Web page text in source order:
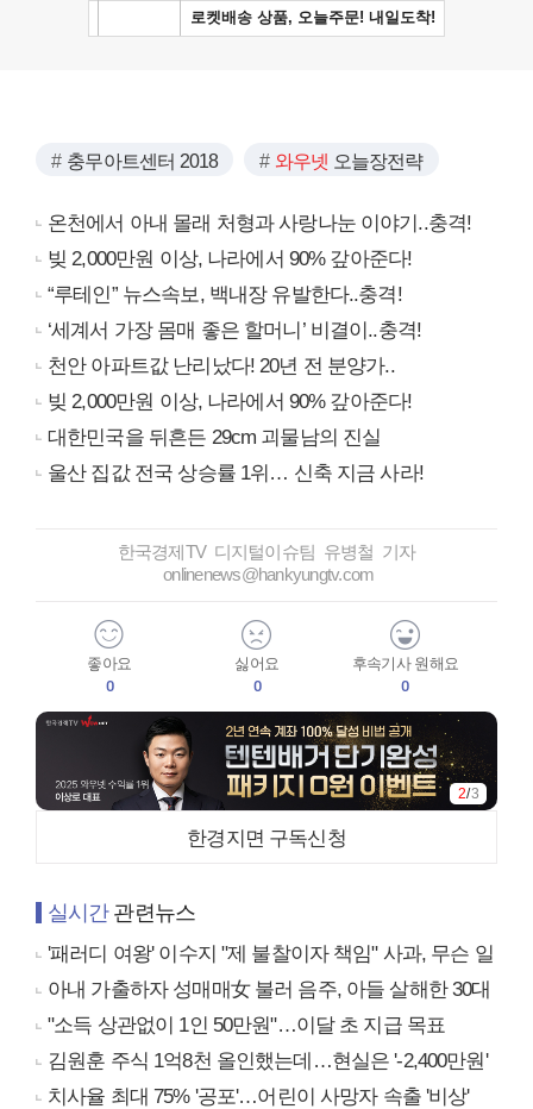
충무아트센터 2018 와우넷 오늘장전략
온천에서 아내 몰래 처형과 사랑나눈 이야기..충격!
빚 2,000만원 이상, 나라에서 90% 갚아준다!
“루테인” 뉴스속보, 백내장 유발한다..충격!
‘세계서 가장 몸매 좋은 할머니’ 비결이..충격!
천안 아파트값 난리났다! 20년 전 분양가..
빚 2,000만원 이상, 나라에서 90% 갚아준다!
대한민국을 뒤흔든 29cm 괴물남의 진실
울산 집값 전국 상승률 1위… 신축 지금 사라!
한국경제TV 디지털이슈팀 유병철 기자
onlinenews@hankyungtv.com
좋아요
0
싫어요
0
후속기사 원해요
0
2/3
한경지면 구독신청
실시간관련뉴스
'패러디 여왕' 이수지 "제 불찰이자 책임" 사과, 무슨 일
아내 가출하자 성매매女 불러 음주, 아들 살해한 30대
"소득 상관없이 1인 50만원"…이달 초 지급 목표
김원훈 주식 1억8천 올인했는데…현실은 '-2,400만원'
치사율 최대 75% '공포'…어린이 사망자 속출 '비상'